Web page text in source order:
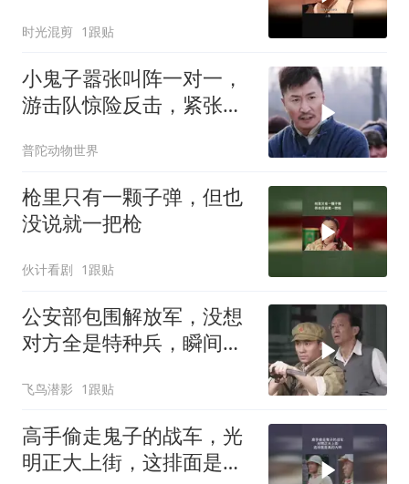
时光混剪 1跟贴
小鬼子嚣张叫阵一对一，
游击队惊险反击，紧张窒
普陀动物世界
枪里只有一颗子弹，但也
没说就一把枪
伙计看剧 1跟贴
公安部包围解放军，没想
对方全是特种兵，瞬间拿
飞鸟潜影 1跟贴
高手偷走鬼子的战车，光
明正大上街，这排面是真